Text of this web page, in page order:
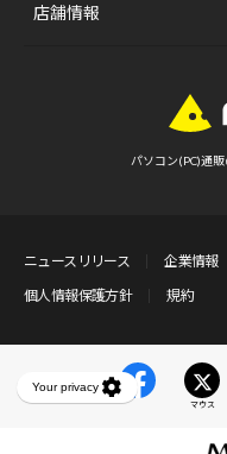
店舗情報
パソコン(PC)通
ニュースリリース 企業情報
個人情報保護方針
規約
マウス